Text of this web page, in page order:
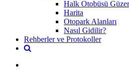
Halk Otobüsü
Harita
Otopark Alanları
Nasıl Gidilir?
Rehberler ve Protokoller